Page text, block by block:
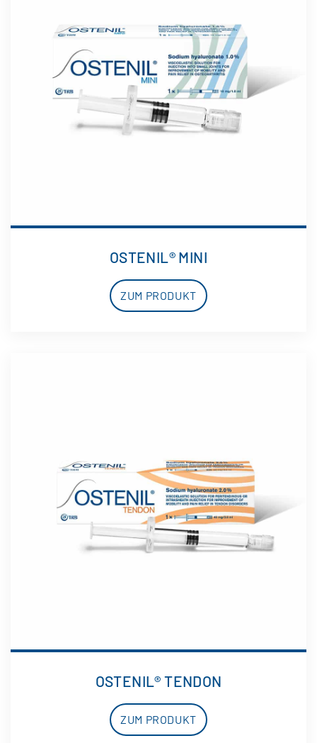
OSTENIL® MINI
ZUM PRODUKT
OSTENIL® TENDON
ZUM PRODUKT